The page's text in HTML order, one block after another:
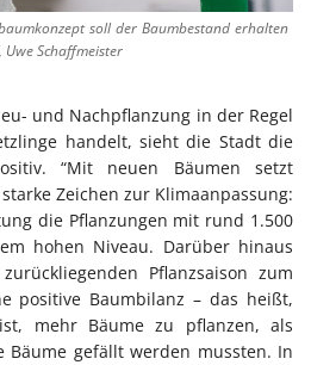
soll der Baumbestand erhalten
Schaffmeister
und Nachpflanzung in der Regel
handelt, sieht die Stadt die
“Mit neuen Bäumen setzt
Zeichen zur Klimaanpassung:
die Pflanzungen mit rund 1.500
hohen Niveau. Darüber hinaus
Pflanzsaison zum
positive Baumbilanz – das heißt,
mehr Bäume zu pflanzen, als
Bäume gefällt werden mussten. In